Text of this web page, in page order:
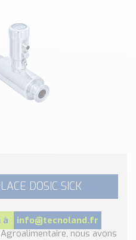
Gaz
DOSIC SICK
à
info@tecnoland.fr
nous avons